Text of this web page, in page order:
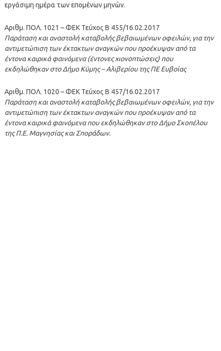
εργάσιμη ημέρα των επομένων μηνών.
Αριθμ. ΠΟΛ. 1021 – ΦΕΚ Τεύχος Β 455/16.02.2017
Παράταση και αναστολή καταβολής βεβαιωμένων οφειλών, για την
αντιμετώπιση των έκτακτων αναγκών που προέκυψαν από τα
έντονα καιρικά φαινόμενα (έντονες χιονοπτώσεις) που
εκδηλώθηκαν στο Δήμο Κύμης – Αλιβερίου της ΠΕ Ευβοίας
Αριθμ. ΠΟΛ. 1020 – ΦΕΚ Τεύχος Β 457/16.02.2017
Παράταση και αναστολή καταβολής βεβαιωμένων οφειλών, για την
αντιμετώπιση των έκτακτων αναγκών που προέκυψαν από τα
έντονα καιρικά φαινόμενα που εκδηλώθηκαν στο Δήμο Σκοπέλου
της Π.Ε. Μαγνησίας και Σποράδων.